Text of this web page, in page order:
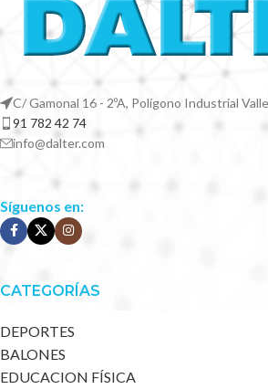
C/ Gamonal 16 - 2ºA, Polígono Industrial
91 782 42 74
info@dalter.com
Síguenos en:
CATEGORÍAS
DEPORTES
BALONES
EDUCACION FÍSICA